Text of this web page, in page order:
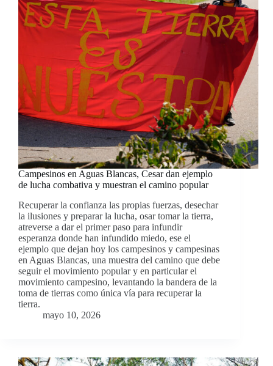
Campesinos en Aguas Blancas, Cesar dan ejemplo
de lucha combativa y muestran el camino popular
Recuperar la confianza las propias fuerzas, desechar
la ilusiones y preparar la lucha, osar tomar la tierra,
atreverse a dar el primer paso para infundir
esperanza donde han infundido miedo, ese el
ejemplo que dejan hoy los campesinos y campesinas
en Aguas Blancas, una muestra del camino que debe
seguir el movimiento popular y en particular el
movimiento campesino, levantando la bandera de la
toma de tierras como única vía para recuperar la
tierra.
mayo 10, 2026